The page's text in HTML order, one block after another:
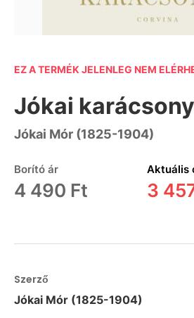
EZ A TERMÉK JELENLEG NEM
Jókai
Jókai Mór (1825-1904)
Borító ár
4 490 Ft
Aktuális
3
Szerző
Jókai Mór (1825-1904)